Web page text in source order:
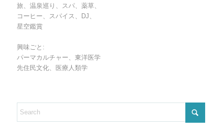
旅、温泉巡り、スパ、薬草、
コーヒー、スパイス、DJ、
星空鑑賞
興味ごと:
パーマカルチャー、東洋医学
先住民文化、医療人類学